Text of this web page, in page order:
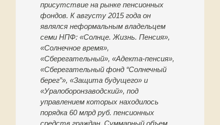
присутствие на рынке пенсионных
фондов. К августу 2015 года он
являлся неформальным владельцем
семи НПФ: «Солнце. Жизнь. Пенсия»,
«Солнечное время»,
«Сберегательный», «Адекта-пенсия»,
«Сберегательный фонд “Солнечный
берег”», «Защита будущего» и
«Уралоборонзаводский», под
управлением которых находилось
порядка 60 млрд руб. пенсионных
средств граждан. Суммарный объем